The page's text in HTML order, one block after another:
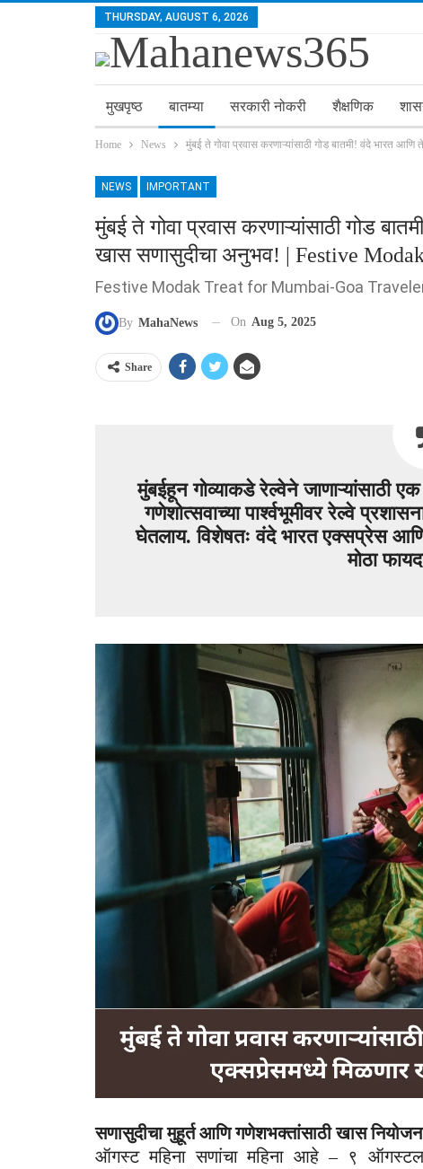
THURSDAY, AUGUST 6, 2026
मुखपृष्ठ बातम्या सरकारी नोकरी शैक्षणिक
Home News मुंबई ते गोवा प्रवास करणाऱ्यांसाठी गोड बातमी! वंदे भारत
NEWS IMPORTANT
मुंबई ते गोवा प्रवास करणाऱ्यांसाठी गोड
खास सणासुदीचा अनुभव! | Festive
Festive Modak Treat for Mumbai-Goa
By MahaNews On Aug 5, 2025
Share
मुंबईहून गोव्याकडे रेल्वेने जाणाऱ्यांसाठी
गणेशोत्सवाच्या पार्श्वभूमीवर रेल्वे
घेतलाय. विशेषतः वंदे भारत एक्सप्रेस
मोठा
सणासुदीचा मुहूर्त आणि गणेशभक्तांसाठी खास नियोजन
ऑगस्ट महिना सणांचा महिना आहे – ९